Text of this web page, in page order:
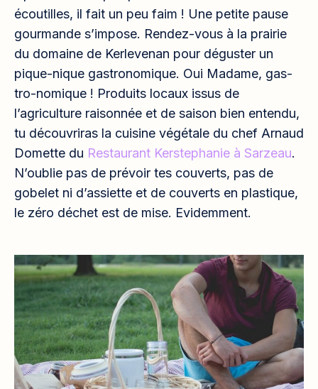
écoutilles, il fait un peu faim ! Une petite pause
gourmande s’impose. Rendez-vous à la prairie
du domaine de Kerlevenan pour déguster un
pique-nique gastronomique. Oui Madame, gas-
tro-nomique ! Produits locaux issus de
l’agriculture raisonnée et de saison bien entendu,
tu découvriras la cuisine végétale du chef Arnaud
Domette du Restaurant Kerstephanie à Sarzeau.
N’oublie pas de prévoir tes couverts, pas de
gobelet ni d’assiette et de couverts en plastique,
le zéro déchet est de mise. Evidemment.